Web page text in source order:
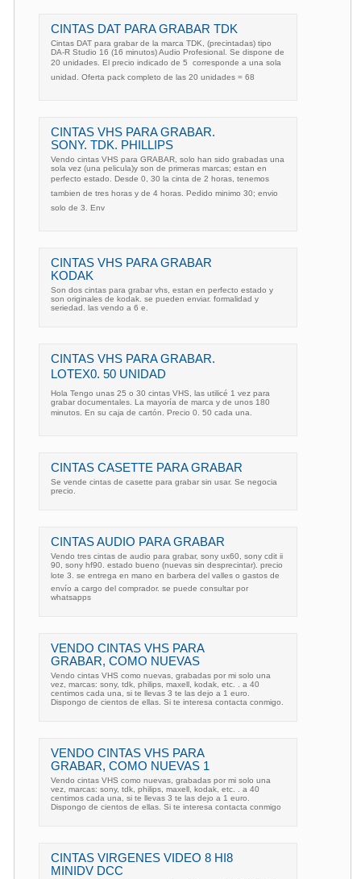
CINTAS DAT PARA GRABAR TDK
Cintas DAT para grabar de la marca TDK, (precintadas) tipo
DA-R Studio 16 (16 minutos) Audio Profesional. Se dispone de
20 unidades. El precio indicado de 5  corresponde a una sola
unidad. Oferta pack completo de las 20 unidades = 68 
CINTAS VHS PARA GRABAR.
SONY. TDK. PHILLIPS
Vendo cintas VHS para GRABAR, solo han sido grabadas una
sola vez (una pelicula)y son de primeras marcas; estan en
perfecto estado. Desde 0, 30 la cinta de 2 horas, tenemos
tambien de tres horas y de 4 horas. Pedido minimo 30; envio
solo de 3. Env
CINTAS VHS PARA GRABAR
KODAK
Son dos cintas para grabar vhs, estan en perfecto estado y
son originales de kodak. se pueden enviar. formalidad y
seriedad. las vendo a 6 e.
CINTAS VHS PARA GRABAR.
LOTEX0. 50 UNIDAD
Hola Tengo unas 25 o 30 cintas VHS, las utilicé 1 vez para
grabar documentales. La mayoría de marca y de unos 180
minutos. En su caja de cartón. Precio 0. 50 cada una.
CINTAS CASETTE PARA GRABAR
Se vende cintas de casette para grabar sin usar. Se negocia
precio.
CINTAS AUDIO PARA GRABAR
Vendo tres cintas de audio para grabar, sony ux60, sony cdit ii
90, sony hf90. estado bueno (nuevas sin desprecintar). precio
lote 3. se entrega en mano en barbera del valles o gastos de
envío a cargo del comprador. se puede consultar por
whatsapps
VENDO CINTAS VHS PARA
GRABAR, COMO NUEVAS
Vendo cintas VHS como nuevas, grabadas por mi solo una
vez, marcas: sony, tdk, philips, maxell, kodak, etc. . a 40
centimos cada una, si te llevas 3 te las dejo a 1 euro.
Dispongo de cientos de ellas. Si te interesa contacta conmigo.
VENDO CINTAS VHS PARA
GRABAR, COMO NUEVAS 1
Vendo cintas VHS como nuevas, grabadas por mi solo una
vez, marcas: sony, tdk, philips, maxell, kodak, etc. . a 40
centimos cada una, si te llevas 3 te las dejo a 1 euro.
Dispongo de cientos de ellas. Si te interesa contacta conmigo
CINTAS VIRGENES VIDEO 8 HI8
MINIDV DCC